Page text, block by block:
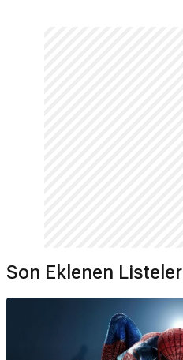
Son Eklenen Listeler